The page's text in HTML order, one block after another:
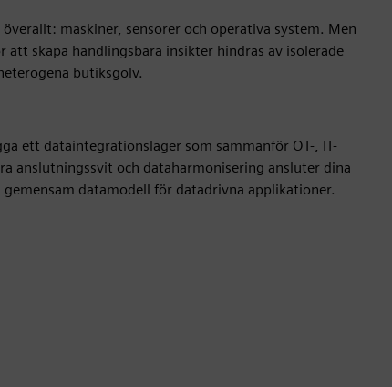
maskiner, sensorer och operativa system. Men
att skapa handlingsbara insikter hindras av isolerade
butiksgolv.
ett dataintegrationslager som sammanför OT-, IT-
anslutningssvit och dataharmonisering ansluter dina
gemensam datamodell för datadrivna applikationer.